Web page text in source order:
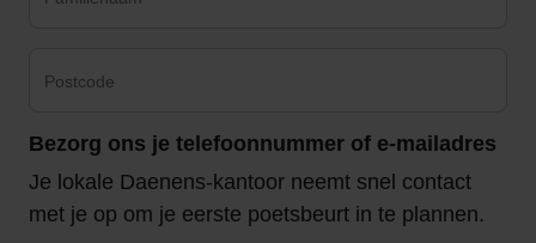
Bezorg ons je telefoonnummer of e-mailadres
Je lokale Daenens-kantoor neemt snel contact
met je op om je eerste poetsbeurt in te plannen.